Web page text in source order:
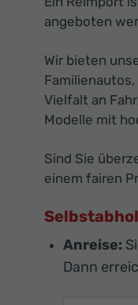
angeboten
Wir bieten
Vielfalt an
Modelle mit
Sind Sie
einem fairen
Anreise:
Dann